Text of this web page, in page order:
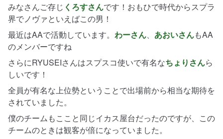
みなさんご存じ くろすさんです！おもひで時代からスプラ
界でノヴァといえばこの男！
最近はAAで活動しています。 わーさん、 あおいさんもAA
のメンバーですね
さらにRYUSEIさんはスプスコ使いで有名なちょりさんら
しいです！
全員が有名な上位勢ということで出場前から相当な期待を
されていました。
僕のチームもここと同じイカス屋台だったのですが、この
チームのときは観客が倍になっていました。